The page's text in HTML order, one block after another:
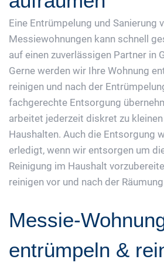
Eine Entrümpelung und Sanierung
Messiewohnungen kann schnell
auf einen zuverlässigen Partner in
Gerne werden wir Ihre Wohnung
reinigen und nach der
fachgerechte Entsorgung
arbeitet jederzeit diskret zu
Haushalten. Auch die Entsorgung
erledigt, wenn wir entsorgen um
Reinigung im Haushalt
reinigen vor und nach der
Messie-
entrümpeln &